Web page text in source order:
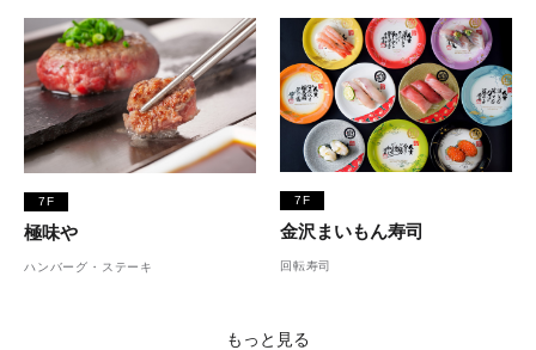
7F
極味や
ハンバーグ・ステーキ
7F
金沢まいもん寿司
回転寿司
もっと見る